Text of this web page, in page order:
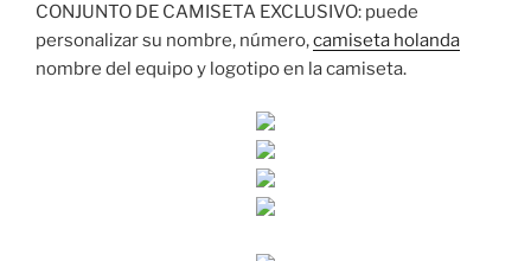
CONJUNTO DE CAMISETA EXCLUSIVO: puede
personalizar su nombre, número,camiseta holanda
nombre del equipo y logotipo en la camiseta.